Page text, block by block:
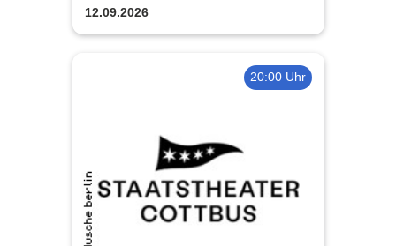
12.09.2026
20:00 Uhr